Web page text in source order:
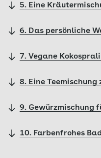
5. Eine
6. Das persönliche
7. Vegane
8. Eine Teemischung
9. Gewürzmischung
10. Farbenfrohes